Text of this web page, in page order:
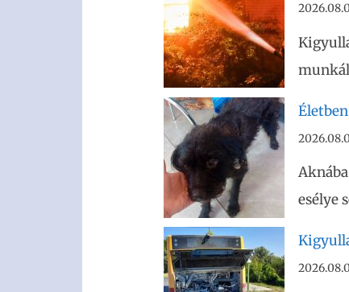
esélye